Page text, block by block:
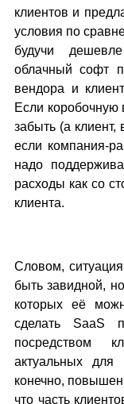
клиентов и
условия по
будучи
облачный софт
вендора и
Если
забыть (а клиент,
если компания-
надо
расходы как со
клиента.
Словом,
быть завидной,
которых её
сделать SaaS
посредством
актуальных для
конечно,
что часть